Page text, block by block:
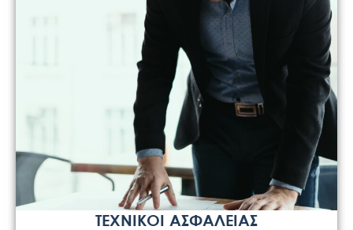
ΤΕΧΝΙΚΟΙ ΑΣΦΑΛΕΙΑΣ